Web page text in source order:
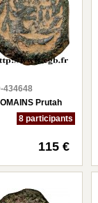
434648
Prutah
8 participants
115 €